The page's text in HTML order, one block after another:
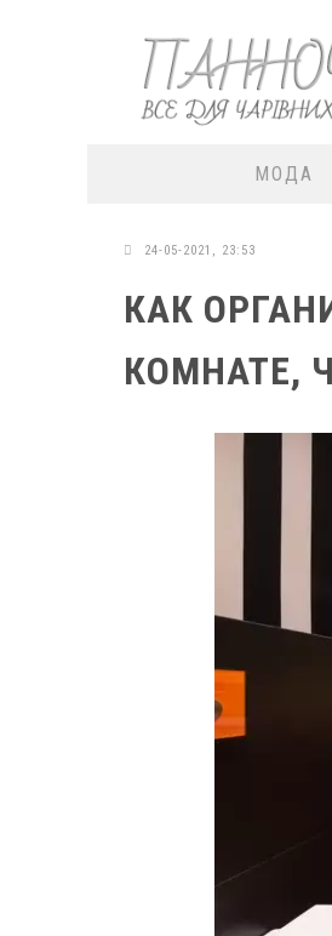
МОДА
24-05-2021, 23:53
КАК
КОМНАТЕ,